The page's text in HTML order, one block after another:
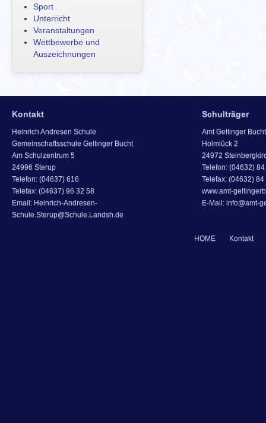
Sport
Unterricht
Veranstaltungen
Wettbewerbe und
Auszeichnungen
Kontakt
Heinrich Andresen Schule
Gemeinschaftsschule Geltinger Bucht
Am Schulzentrum 5
24996 Sterup
Telefon: (04637) 616
Telefax: (04637) 96 32 58
Email: Heinrich-Andresen-
Schule.Sterup@Schule.Landsh.de
Schulträger
Amt Geltinger Bucht
Holmlück 2
24972
Telefon: (04632)
Telefax: (04632) 84
www.amt-
E-Mail: info@amt-
HOME Kontakt